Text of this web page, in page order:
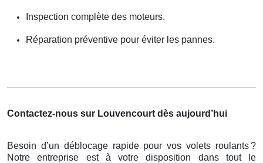
Inspection complète des moteurs.
Réparation préventive pour éviter les pannes.
Contactez-nous sur Louvencourt dès aujourd’hui
Besoin d’un déblocage rapide pour vos volets roulants?
Notre entreprise est à votre disposition dans tout le